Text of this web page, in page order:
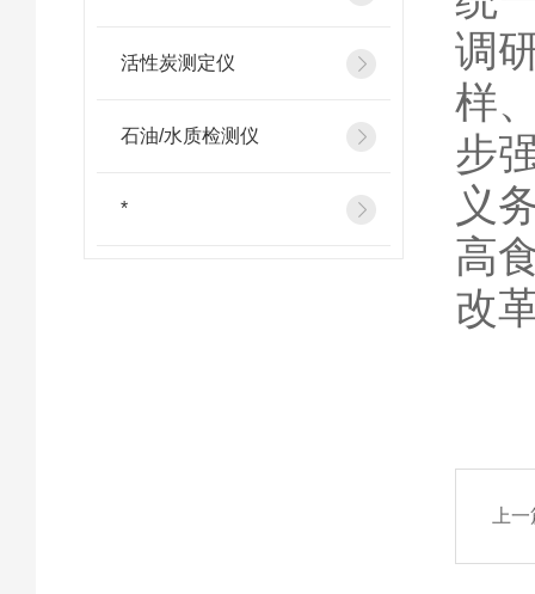
活性炭测定仪
石油/水质检测仪
*
调
样
步
义
高
改
上